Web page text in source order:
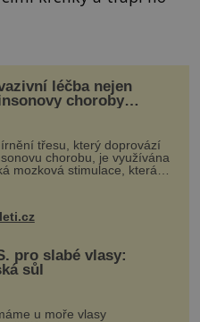
léčba nejen
choroby
třesu, který doprovází
chorobu, je využívána
mozková stimulace, která
vysoce invazivní
Ultrazvuk zase není vhodný
přesnému zacílení ...
pro slabé vlasy:
sůl
u moře vlasy